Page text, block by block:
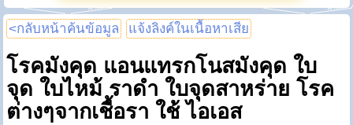
<กลับหน้าค้นข้อมูล แจ้งลิงค์ในเนื้อหาเสีย
โรคมังคุด แอนแทรกโนสมังคุด ใบ
จุด ใบไหม้ ราดำ ใบจุดสาหร่าย โรค
ต่างๆจากเชื้อรา ใช้ ไอเอส